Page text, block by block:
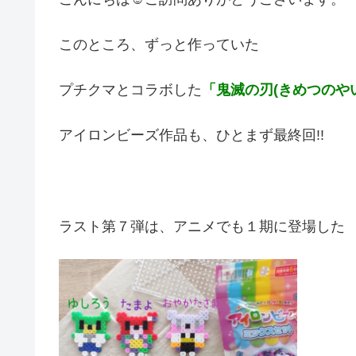
このところ、ずっと作っていた
プチクマとコラボした 「鬼滅の刃(きめつのや
アイロンビーズ作品も、ひとまず最終回!!
ラスト第７弾は、アニメでも１期に登場した